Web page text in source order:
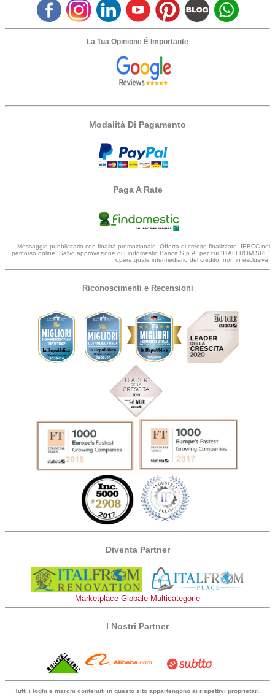
La Tua Opinione È Importante
Modalità Di Pagamento
Paga A Rate
Messaggio pubblicitario con finalità promozionale. Offerta di credito finalizzato. IEBCC nel
percorso online. Salvo approvazione di Findomestic Banca S.p.A. per cui "ITALFROM SRL"
opera quale intermediario del credito, non in esclusiva.
Riconoscimenti e Recensioni
Diventa Partner
Marketplace Globale Multicategorie
I Nostri Partner
Tutti i loghi e marchi contenuti in questo sito appartengono ai rispettivi proprietari.